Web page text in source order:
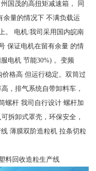
国茂的高扭矩减速箱， 同
余量的情况下 不满负载运
。 电机:我司采用国内皖南
保证电机在留有余量 的情
电机 节能30%) 。变频
格高 但运行稳定。双筒过
，排气系统自带卸料车，
螺杆 我司自行设计 螺杆加
拆卸式罩壳，环保安全，
薄膜双阶造粒机 拉条切粒
料回收造粒生产线